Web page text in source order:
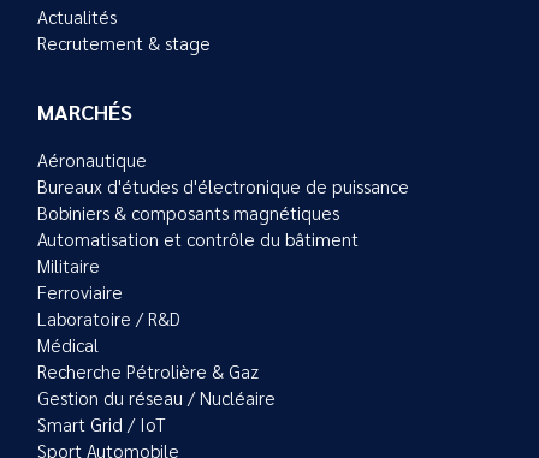
Actualités
Recrutement & stage
MARCHÉS
Aéronautique
Bureaux d'études d'électronique de puissance
Bobiniers & composants magnétiques
Automatisation et contrôle du bâtiment
Militaire
Ferroviaire
Laboratoire / R&D
Médical
Recherche Pétrolière & Gaz
Gestion du réseau / Nucléaire
Smart Grid / IoT
Sport Automobile